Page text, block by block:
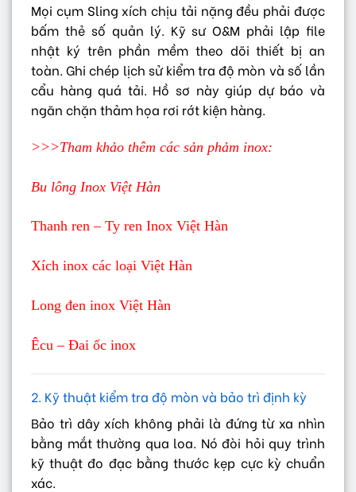
Mọi cụm Sling xích chịu tải nặng đều phải được
bấm thẻ số quản lý. Kỹ sư O&M phải lập file
nhật ký trên phần mềm theo dõi thiết bị an
toàn. Ghi chép lịch sử kiểm tra độ mòn và số lần
cẩu hàng quá tải. Hồ sơ này giúp dự báo và
ngăn chặn thảm họa rơi rớt kiện hàng.
>>>Tham khảo thêm các sản phảm inox:
Bu lông Inox Việt Hàn
Thanh ren – Ty ren Inox Việt Hàn
Xích inox các loại Việt Hàn
Long đen inox Việt Hàn
Êcu – Đai ốc inox
2. Kỹ thuật kiểm tra độ mòn và bảo trì định kỳ
Bảo trì dây xích không phải là đứng từ xa nhìn
bằng mắt thường qua loa. Nó đòi hỏi quy trình
kỹ thuật đo đạc bằng thước kẹp cực kỳ chuẩn
xác.